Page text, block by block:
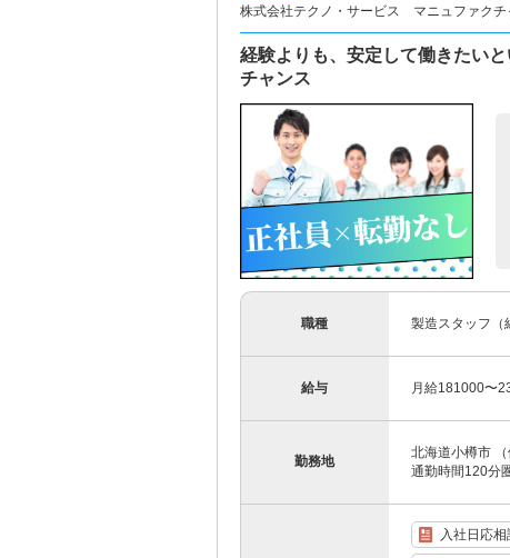
株式会社テクノ・サービス マニュファクチ
経験よりも、安定して働きたい
チャンス
職種 製造スタッフ（
給与 月給181000〜
勤務地
北海道小樽市
通勤時間120分
入社日応相